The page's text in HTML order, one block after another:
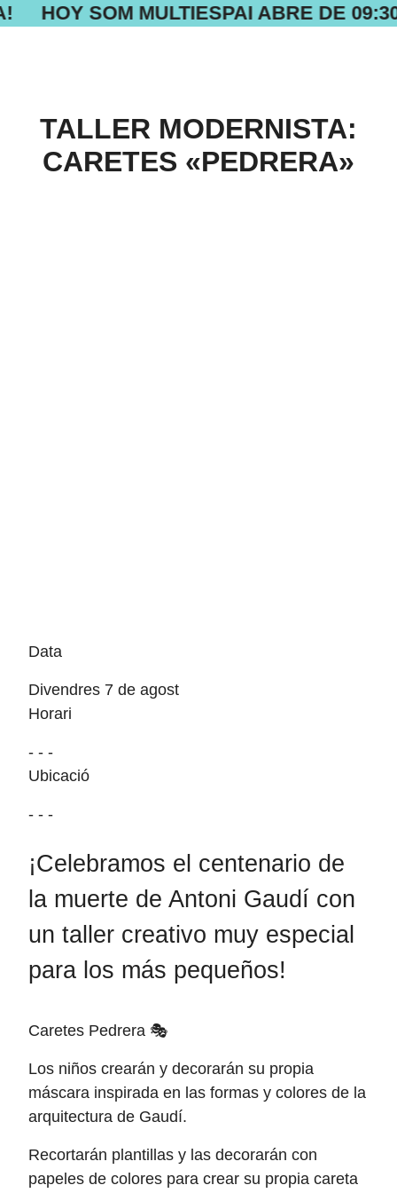
HOY SOM MULTIESPAI ABRE DE
TALLER MODERNISTA:
CARETES «PEDRERA»
Data
Divendres 7 de agost
Horari
- - -
Ubicació
- - -
¡Celebramos el centenario de
la muerte de Antoni Gaudí con
un taller creativo muy especial
para los más pequeños!
Caretes Pedrera 🎭
Los niños crearán y decorarán su propia
máscara inspirada en las formas y colores de la
arquitectura de Gaudí.
Recortarán plantillas y las decorarán con
papeles de colores para crear su propia careta